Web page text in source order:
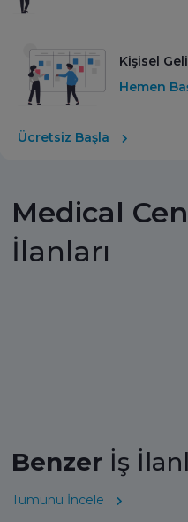
Kişisel
Hemen
Ücretsiz Başla
Medical
İlanları
Benzer İş
Tümünü İncele